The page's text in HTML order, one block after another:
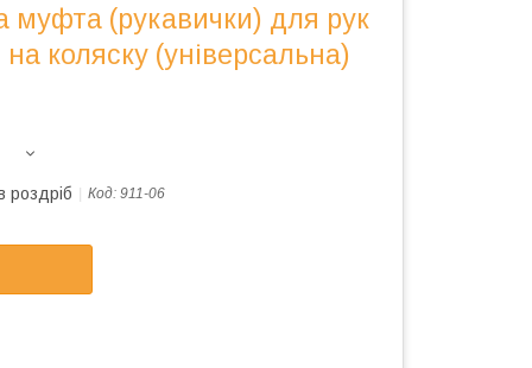
муфта (рукавички) для рук
коляску (універсальна)
роздріб Код: 911-06